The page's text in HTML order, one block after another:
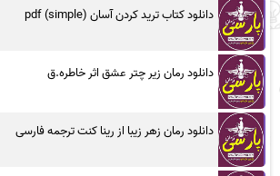
دانلود کتاب ترید کردن آسان (simple) pdf
دانلود رمان زیر چتر عشق اثر خاطره.ق
دانلود رمان زهر زیبا از رینا کنت ترجمه فارسی